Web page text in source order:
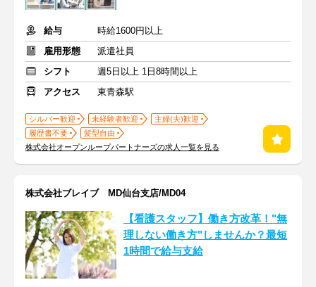
給与
時給1600円以上
雇用形態
派遣社員
シフト
週5日以上 1日8時間以上
アクセス
東青森駅
シルバー歓迎 未経験者歓迎
主婦(夫)歓迎
履歴書不要
髪型自由
株式会社オープンループパートナーズの求人一覧を見る
株式会社ブレイブ MD仙台支店/MD04
【看護スタッフ】働き方改革！"無
理しない働き方"しませんか？最短
1時間で給与支給